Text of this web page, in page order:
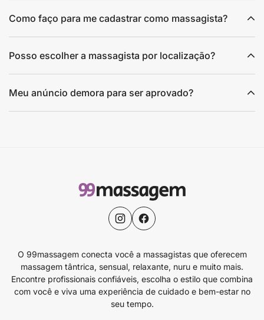
Como faço para me cadastrar como massagista?
Posso escolher a massagista por localização?
Meu anúncio demora para ser aprovado?
O 99massagem conecta você a massagistas que oferecem
massagem tântrica, sensual, relaxante, nuru e muito mais.
Encontre profissionais confiáveis, escolha o estilo que combina
com você e viva uma experiência de cuidado e bem-estar no
seu tempo.